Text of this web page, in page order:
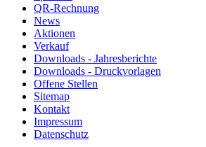
QR-Rechnung
News
Aktionen
Verkauf
Downloads - Jahresberichte
Downloads - Druckvorlagen
Offene Stellen
Sitemap
Kontakt
Impressum
Datenschutz